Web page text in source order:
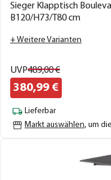
Sieger Klapptisch
B120/H73/T80 cm
+ Weitere Varianten
UVP489,00€
380,99 €
Lieferbar
Markt auswählen, um